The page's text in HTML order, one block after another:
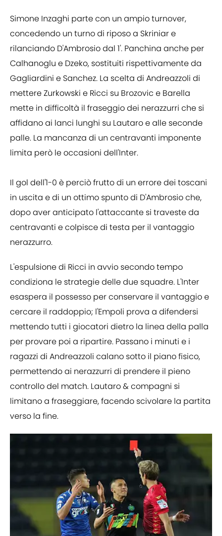
Simone Inzaghi parte con un ampio turnover,
concedendo un turno di riposo a Skriniar e
rilanciando D'Ambrosio dal 1'. Panchina anche per
Calhanoglu e Dzeko, sostituiti rispettivamente da
Gagliardini e Sanchez. La scelta di Andreazzoli di
mettere Zurkowski e Ricci su Brozovic e Barella
mette in difficoltà il fraseggio dei nerazzurri che si
affidano ai lanci lunghi su Lautaro e alle seconde
palle. La mancanza di un centravanti imponente
limita però le occasioni dell'Inter.
Il gol dell'1-0 è perciò frutto di un errore dei toscani
in uscita e di un ottimo spunto di D'Ambrosio che,
dopo aver anticipato l'attaccante si traveste da
centravanti e colpisce di testa per il vantaggio
nerazzurro.
L'espulsione di Ricci in avvio secondo tempo
condiziona le strategie delle due squadre. L'Inter
esaspera il possesso per conservare il vantaggio e
cercare il raddoppio; l'Empoli prova a difendersi
mettendo tutti i giocatori dietro la linea della palla
per provare poi a ripartire. Passano i minuti e i
ragazzi di Andreazzoli calano sotto il piano fisico,
permettendo ai nerazzurri di prendere il pieno
controllo del match. Lautaro & compagni si
limitano a fraseggiare, facendo scivolare la partita
verso la fine.